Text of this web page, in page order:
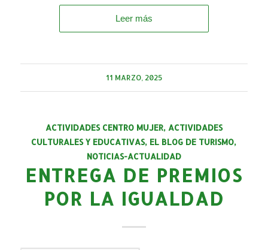
Leer más
11 MARZO, 2025
ACTIVIDADES CENTRO MUJER, ACTIVIDADES
CULTURALES Y EDUCATIVAS, EL BLOG DE TURISMO,
NOTICIAS-ACTUALIDAD
ENTREGA DE PREMIOS
POR LA IGUALDAD